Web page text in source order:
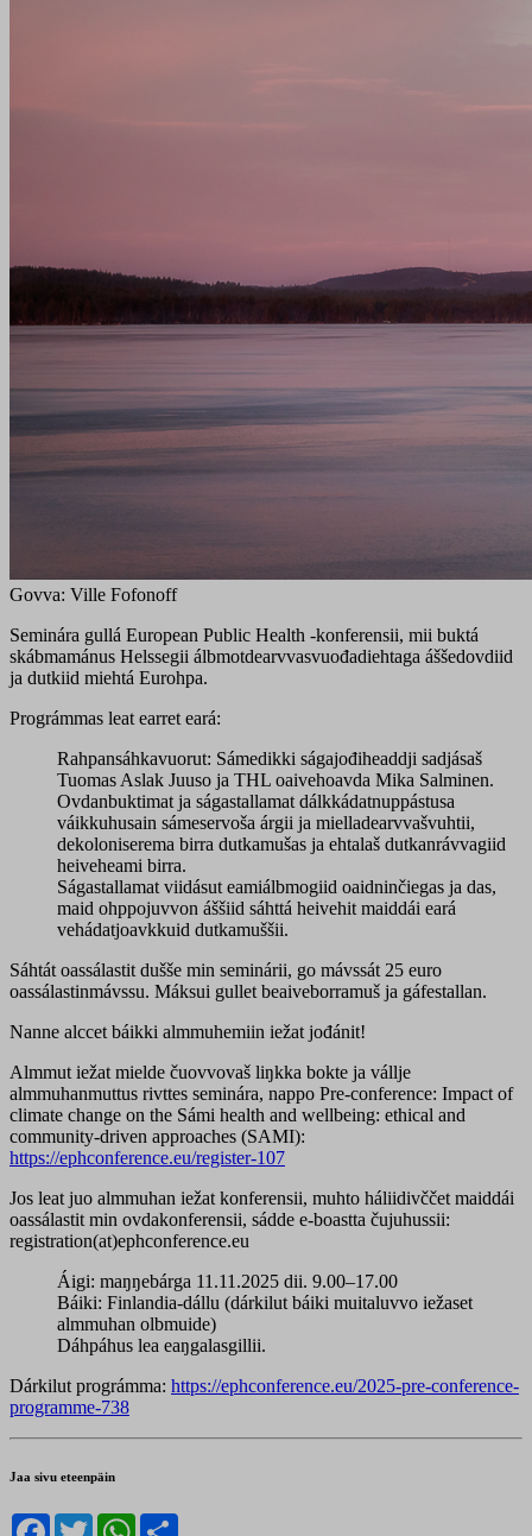
Govva: Ville Fofonoff
Seminára gullá European Public Health -konferensii, mii buktá
skábmamánus Helssegii álbmotdearvvasvuođadiehtaga áššedovdiid
ja dutkiid miehtá Eurohpa.
Prográmmas leat earret eará:
Rahpansáhkavuorut: Sámedikki ságajođiheaddji sadjásaš
Tuomas Aslak Juuso ja THL oaivehoavda Mika Salminen.
Ovdanbuktimat ja ságastallamat dálkkádatnuppástusa
váikkuhusain sámeservoša árgii ja mielladearvvašvuhtii,
dekoloniserema birra dutkamušas ja ehtalaš dutkanrávvagiid
heiveheami birra.
Ságastallamat viidásut eamiálbmogiid oaidninčiegas ja das,
maid ohppojuvvon áššiid sáhttá heivehit maiddái eará
vehádatjoavkkuid dutkamuššii.
Sáhtát oassálastit dušše min seminárii, go mávssát 25 euro
oassálastinmávssu. Máksui gullet beaiveborramuš ja gáfestallan.
Nanne alccet báikki almmuhemiin iežat jođánit!
Almmut iežat mielde čuovvovaš liŋkka bokte ja vállje
almmuhanmuttus rivttes seminára, nappo Pre-conference: Impact of
climate change on the Sámi health and wellbeing: ethical and
community-driven approaches (SAMI):
https://ephconference.eu/register-107
Jos leat juo almmuhan iežat konferensii, muhto háliidivččet maiddái
oassálastit min ovdakonferensii, sádde e-boastta čujuhussii:
registration(at)ephconference.eu
Áigi: maŋŋebárga 11.11.2025 dii. 9.00–17.00
Báiki: Finlandia-dállu (dárkilut báiki muitaluvvo iežaset
almmuhan olbmuide)
Dáhpáhus lea eaŋgalasgillii.
Dárkilut prográmma: https://ephconference.eu/2025-pre-conference-
programme-738
Jaa sivu eteenpäin
Facebook
TwitterWhatsApp